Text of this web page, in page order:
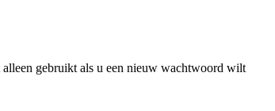
alleen gebruikt als u een nieuw wachtwoord wilt